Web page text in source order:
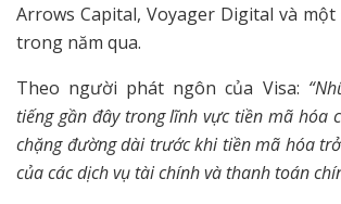
Arrows Capital, Voyager Digital và
trong năm qua.
Theo người phát ngôn của Visa:
tiếng gần đây trong lĩnh vực tiền mã hóa
chặng đường dài trước khi tiền mã hóa
của các dịch vụ tài chính và thanh toán